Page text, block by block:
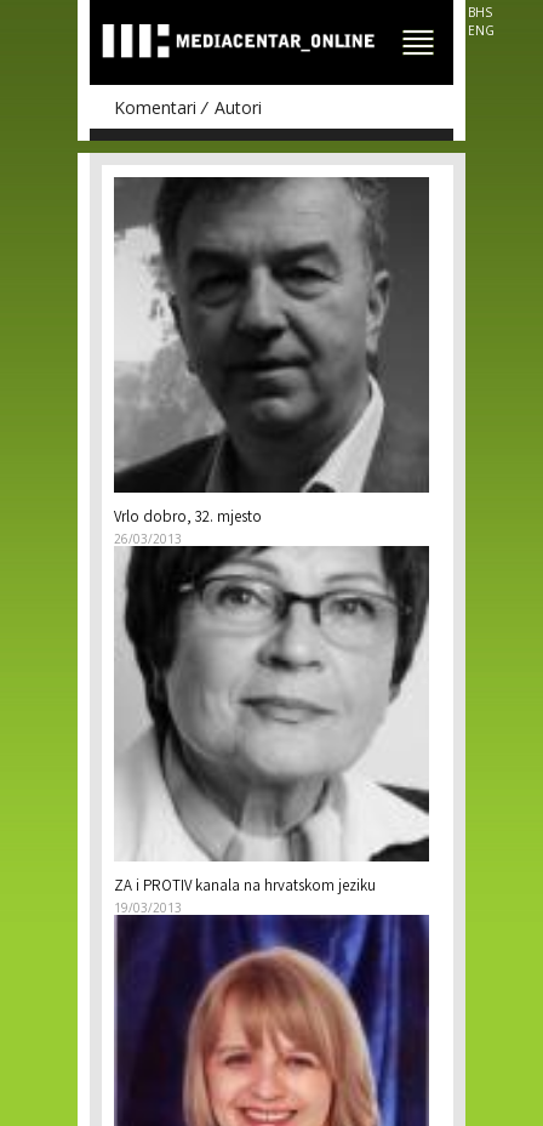
main
content
BHS
ENG
Komentari Autori
Vrlo dobro, 32. mjesto
26/03/2013
ZA i PROTIV kanala na hrvatskom jeziku
19/03/2013
Pages